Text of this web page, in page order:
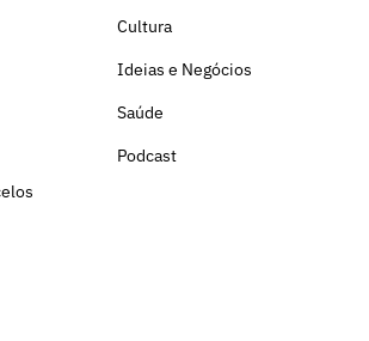
Cultura
Ideias e Negócios
Saúde
Podcast